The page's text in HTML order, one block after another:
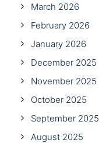
March 2026
February 2026
January 2026
December 2025
November 2025
October 2025
September 2025
August 2025